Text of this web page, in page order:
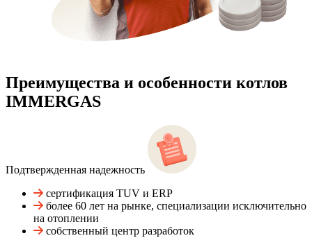
Преимущества и особенности котлов
IMMERGAS
Подтвержденная надежность
сертификация TUV и ERP
более 60 лет на рынке, специализации исключительно
на отоплении
собственный центр разработок